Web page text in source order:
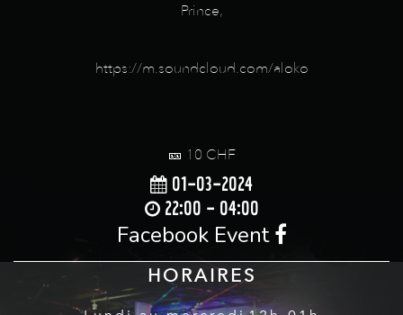
Prince,
https://m.soundcloud.com/aloko
🎫 10 CHF
01-03-2024
22:00 - 04:00
Facebook Event
HORAIRES